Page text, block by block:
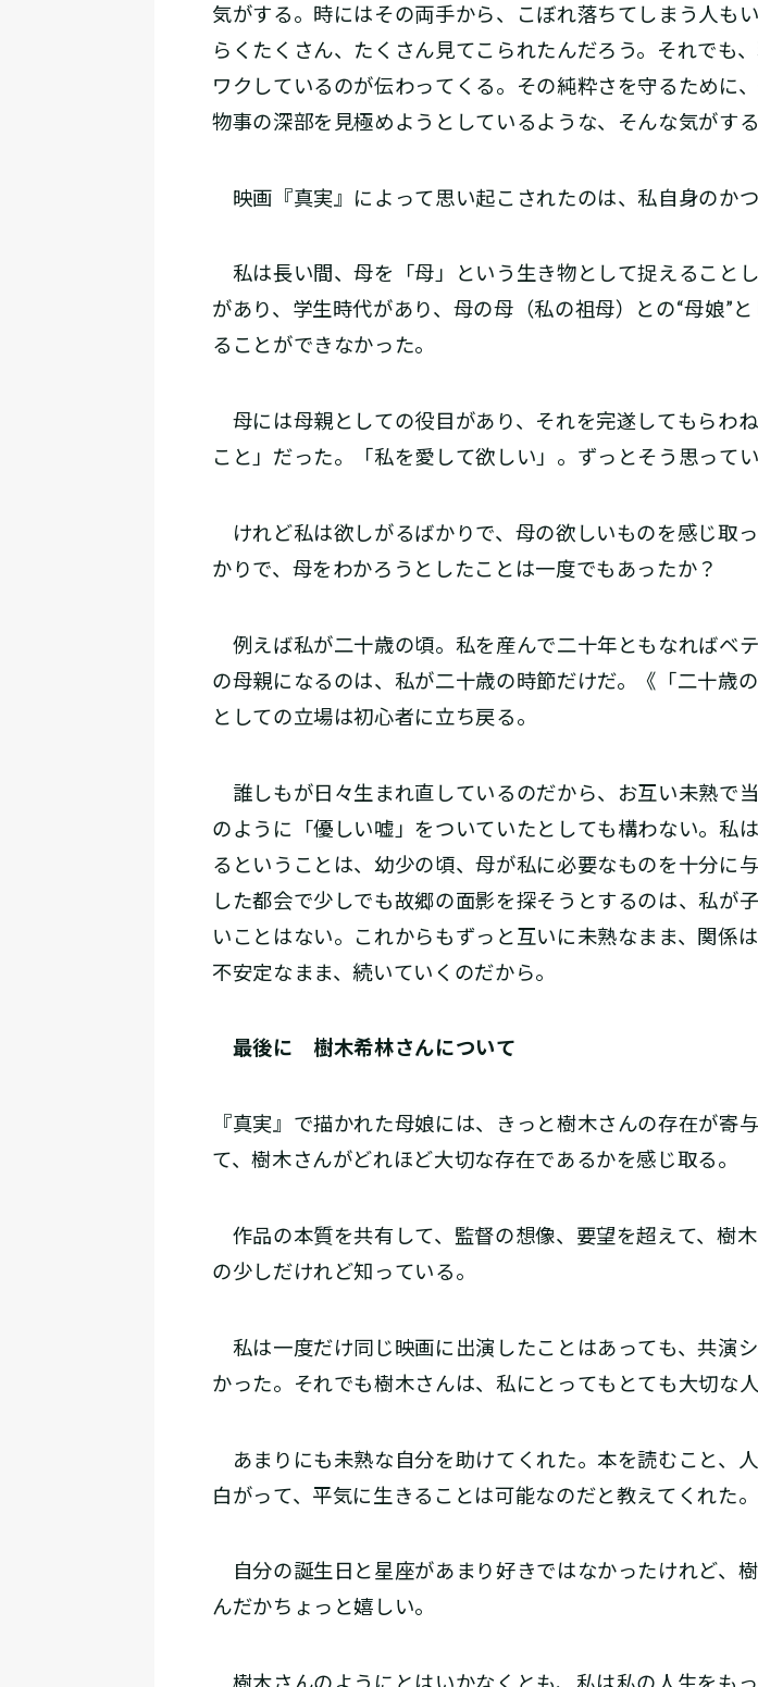
気がする。時にはその両手から、こぼれ落ちてしまう人も
らくたくさん、たくさん見てこられたんだろう。それでも
ワクしているのが伝わってくる。その純粋さを守るために
物事の深部を見極めようとしているような、そんな気がする
映画『真実』によって思い起こされたのは、私自身のか
私は長い間、母を「母」という生き物として捉えること
があり、学生時代があり、母の母（私の祖母）との“母娘”
ることができなかった。
母には母親としての役目があり、それを完遂してもらわ
こと」だった。「私を愛して欲しい」。ずっとそう思ってい
けれど私は欲しがるばかりで、母の欲しいものを感じ取
かりで、母をわかろうとしたことは一度でもあったか？
例えば私が二十歳の頃。私を産んで二十年ともなればベ
の母親になるのは、私が二十歳の時節だけだ。《「二十歳
としての立場は初心者に立ち戻る。
誰しもが日々生まれ直しているのだから、お互い未熟で
のように「優しい嘘」をついていたとしても構わない。私
るということは、幼少の頃、母が私に必要なものを十分に
した都会で少しでも故郷の面影を探そうとするのは、私が
いことはない。これからもずっと互いに未熟なまま、関係
不安定なまま、続いていくのだから。
最後に 樹木希林さんについて
『真実』で描かれた母娘には、きっと樹木さんの存在が
て、樹木さんがどれほど大切な存在であるかを感じ取る。
作品の本質を共有して、監督の想像、要望を超えて、樹
の少しだけれど知っている。
私は一度だけ同じ映画に出演したことはあっても、共演
かった。それでも樹木さんは、私にとってもとても大切な
あまりにも未熟な自分を助けてくれた。本を読むこと、
白がって、平気に生きることは可能なのだと教えてくれた。
自分の誕生日と星座があまり好きではなかったけれど、
んだかちょっと嬉しい。